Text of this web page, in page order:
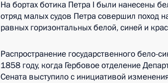
На бортах ботика Петра I были нанесены
отряд малых судов Петра совершил поход
равных горизонтальных белой, синей и
Распространение государственного бело-
1858 году, когда Гербовое отделение
Сената выступило с инициативой